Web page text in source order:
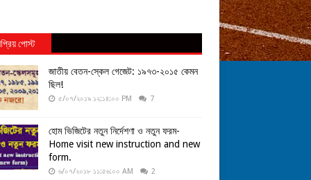
পোস্ট
জাতীয় বেতন-স্কেল গেজেট: ১৯৭৩-২০১৫ কেমন
ছিল!
৫/০৭/২০১৯ ১২:১৪:০০ PM 7
হোম ভিজিটের নতুন নির্দেশণা ও নতুন ফরম-
Home visit new instruction and new
form.
৬/০৭/২০১৮ ১১:৫৬:০০ AM 2